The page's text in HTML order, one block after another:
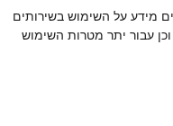
מידע על השימוש בשירותים
עבור יתר מטרות השימוש